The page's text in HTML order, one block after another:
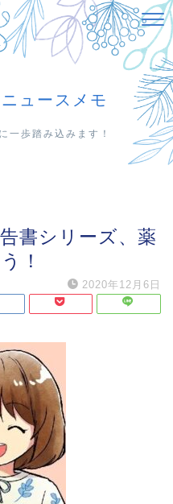
ュースメモ
一歩踏み込みます！
書シリーズ、薬
！
2020年12月6日